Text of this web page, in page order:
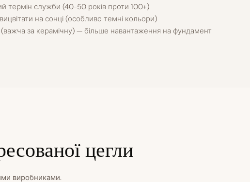
термін служби (40-50 років проти 100+)
на сонці (особливо темні кольори)
за керамічну) — більше навантаження на фундамент
цегли
виробниками.